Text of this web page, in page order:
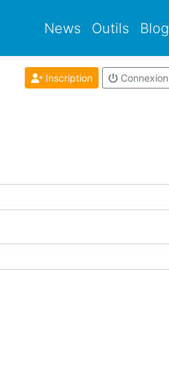
News Outils Blog
Inscription Connexion